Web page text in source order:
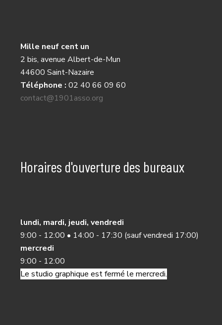
Mille neuf cent un
2 bis, avenue Albert-de-Mun
44600 Saint-Nazaire
Téléphone : 02 40 66 09 60
contact@1901asso.org
Horaires d'ouverture des bureaux
lundi, mardi, jeudi, vendredi
9:00 - 12:00 • 14:00 - 17:30 (sauf vendredi 17:00)
mercredi
9:00 - 12:00
Le studio graphique est fermé le mercredi.